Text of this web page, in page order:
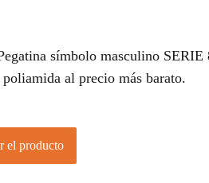
símbolo masculino SERIE
al precio más barato.
el producto